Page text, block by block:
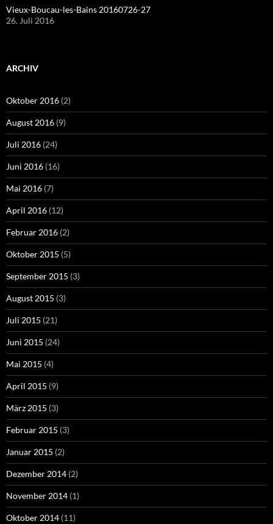
Vieux-Boucau-les-Bains 20160726-27
26. Juli 2016
ARCHIV
Oktober 2016 (2)
August 2016 (9)
Juli 2016 (24)
Juni 2016 (16)
Mai 2016 (7)
April 2016 (12)
Februar 2016 (2)
Oktober 2015 (5)
September 2015 (3)
August 2015 (3)
Juli 2015 (21)
Juni 2015 (24)
Mai 2015 (4)
April 2015 (9)
März 2015 (3)
Februar 2015 (3)
Januar 2015 (2)
Dezember 2014 (2)
November 2014 (1)
Oktober 2014 (11)